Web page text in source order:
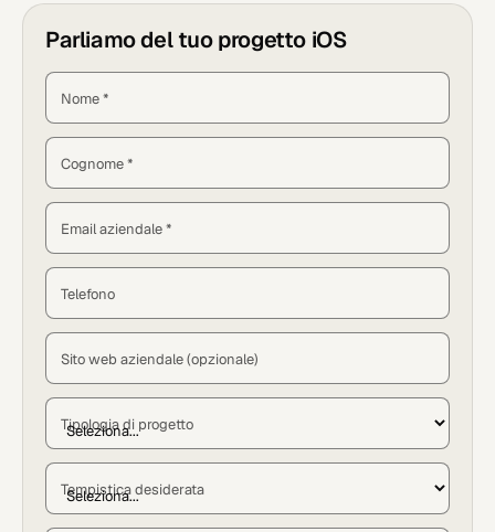
Parliamo del tuo progetto iOS
Nome *
Cognome *
Email aziendale *
Telefono
Sito web aziendale (opzionale)
Tipologia di progetto
Tempistica desiderata